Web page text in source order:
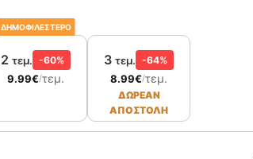
ΔΗΜΟΦΙΛΕΣΤΕΡΟ
2 τεμ. -60%
9.99€/τεμ.
3 τεμ. -64%
8.99€/τεμ.
ΔΩΡΕΑΝ
ΑΠΟΣΤΟΛΗ